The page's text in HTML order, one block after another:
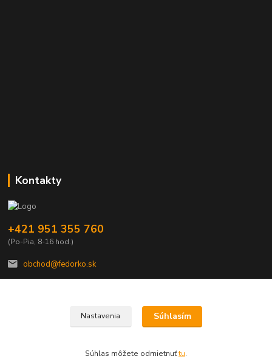
Kontakty
+421 951 355 760
(Po-Pia, 8-16 hod.)
obchod@fedorko.sk
© Copyright FEDORKO s.r.o. 1990
Nastavenia Súhlasím
Súhlas môžete odmietnuťtu.